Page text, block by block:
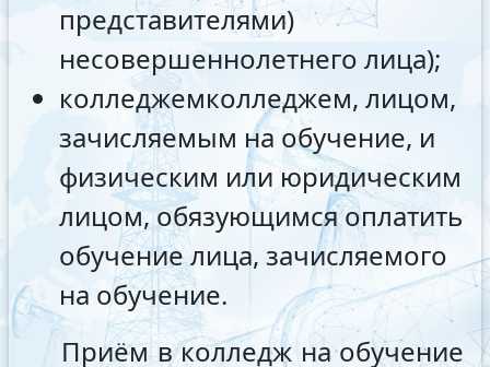
представителями)
несовершеннолетнего лица);
колледжемколледжем, лицом,
зачисляемым на обучение, и
физическим или юридическим
лицом, обязующимся оплатить
обучение лица, зачисляемого
на обучение.
Приём в колледж на обучение